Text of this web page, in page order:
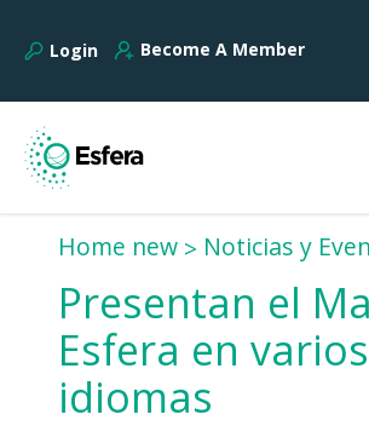
Login Become A Member
Home new Noticias y
Presentan el
Esfera en varios
idiomas